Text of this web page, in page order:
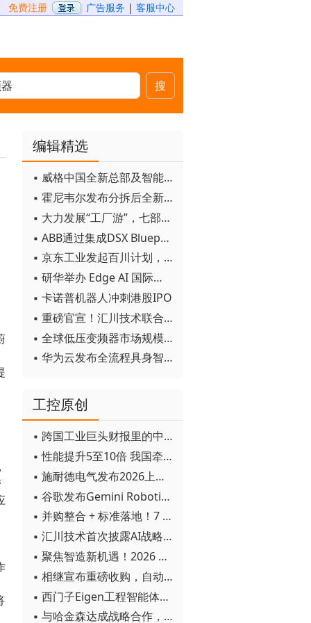
免费注册 广告服务 | 客服中心
搜
编辑精选
▪ 威格中国全新总部及智能工厂启用
▪ 霍尼韦尔发布分拆后全新品牌：霍尼韦尔科技与霍尼韦尔航空航天
▪ 大力发展“工厂游”，七部门联合发文！
▪ ABB通过集成DSX Blueprint AI基础设施，扩大与英伟达的合作
▪ 京东工业发起百川计划， 构建工业大模型新生态
▪ 研华举办 Edge AI 国际论坛
▪ 卡诺普机器人冲刺港股IPO
▪ 重磅官宣！汇川技术联合发起 D12 联盟，开创产教融合新范式
▪ 全球低压变频器市场规模2030年将超170亿美元
▪ 华为云发布全流程具身智能开发平台CloudRobo
工控原创
▪ 跨国工业巨头财报里的中国成绩单
▪ 性能提升5至10倍 我国牵头制定的WiTSnet工业以太网国际标准正式发布
▪ 施耐德电气发布2026上半年可持续发展成绩单 "Impact 2030"路线图开局稳健
▪ 谷歌发布Gemini Robotics 2模型 实现人形机器人全身智能控制突破
▪ 并购整合 + 标准落地！7 月工业自动化产业动态速递
▪ 汇川技术首次披露AI战略进展：从两个方面推动“AI业务化”落地
▪ 聚焦智造新机遇！2026 青岛数字化及智能制造技术论坛圆满落幕
▪ 相继宣布重磅收购，自动化巨头新一轮并购潮剑指何方？
▪ 西门子Eigen工程智能体落地中国，工业AI跨越物理世界“确定性”拐点
▪ 与哈金森达成战略合作，乐聚机器人何以持续获得工业巨头青睐？